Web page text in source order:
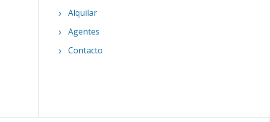
Alquilar
Agentes
Contacto